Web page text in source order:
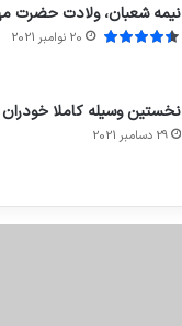
نیمه شعبان، ولادت حضرت
20 نوامبر 2021
نخستین وسیله کاملا خودران
29 دسامبر 2021